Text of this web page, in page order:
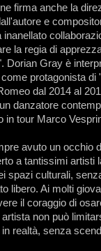
firma anche la
e
la regia di
Dorian Gray è
protagonista
dal 2014 al
danzatore
in tour Marco
avuto un occhio
a tantissimi artisti
spazi culturali,
libero. Ai molti
il coraggio di
non può
realtà, senza